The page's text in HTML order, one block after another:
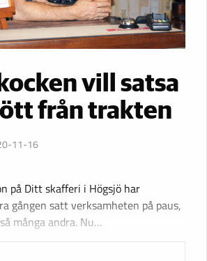
vill satsa
från trakten
11-16
på Ditt skafferi i Högsjö har
gången satt verksamheten på paus,
många andra. Nu…